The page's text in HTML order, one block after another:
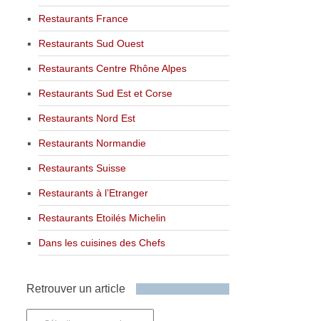
Restaurants France
Restaurants Sud Ouest
Restaurants Centre Rhône Alpes
Restaurants Sud Est et Corse
Restaurants Nord Est
Restaurants Normandie
Restaurants Suisse
Restaurants à l’Etranger
Restaurants Etoilés Michelin
Dans les cuisines des Chefs
Retrouver un article